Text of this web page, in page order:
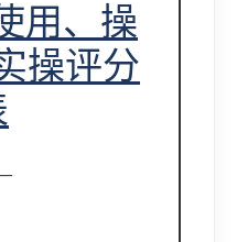
用、操
操评分